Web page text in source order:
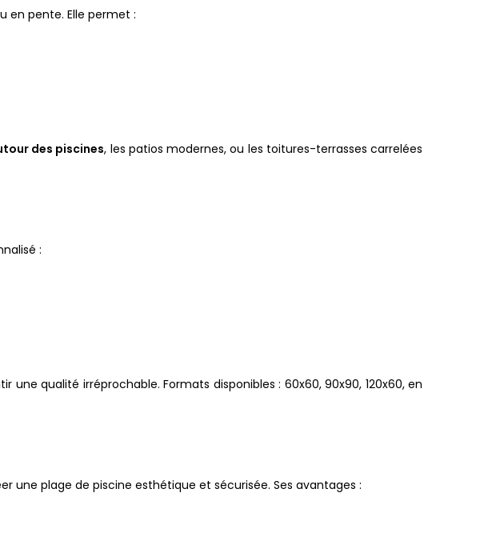
en pente. Elle permet :
des piscines, les patios modernes, ou les toitures-terrasses carrelées
:
qualité irréprochable. Formats disponibles : 60x60, 90x90, 120x60, en
une plage de piscine esthétique et sécurisée. Ses avantages :